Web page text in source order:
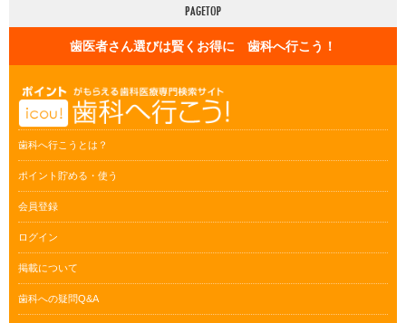
歯医者さん選びは賢くお得に 歯科へ行こう！
歯科へ行こうとは？
ポイント貯める・使う
会員登録
ログイン
掲載について
歯科への疑問Q&A